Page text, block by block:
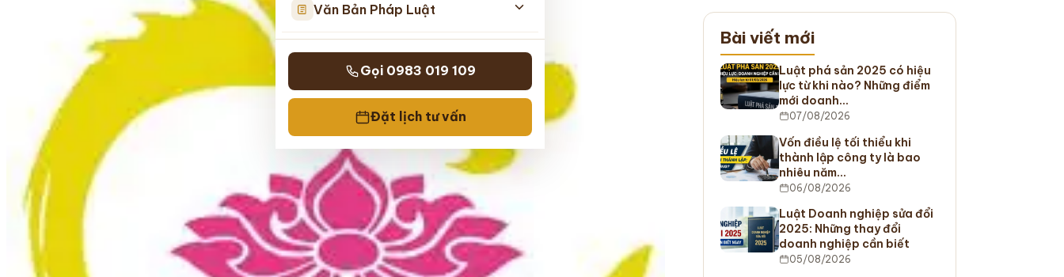
Văn Bản Pháp Luật
Gọi 0983 019 109
Đặt lịch tư vấn
Bài viết mới
Luật phá sản 2025 có hiệu
lực từ khi nào? Những điểm
mới doanh…
07/08/2026
Vốn điều lệ tối thiểu khi
thành lập công ty là bao
nhiêu năm…
06/08/2026
Luật Doanh nghiệp sửa đổi
2025: Những thay đổi
doanh nghiệp cần biết
05/08/2026